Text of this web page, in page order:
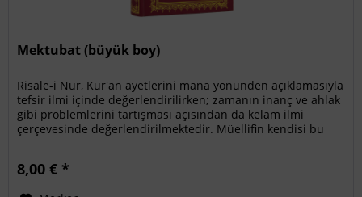
Mektubat (büyük boy)
Risale-i Nur, Kur'an ayetlerini mana yönünden açıklamasıyla
tefsir ilmi içinde değerlendirilirken; zamanın inanç ve ahlak
gibi problemlerini tartışması açısından da kelam ilmi
çerçevesinde değerlendirilmektedir. Müellifin kendisi bu
8,00 € *